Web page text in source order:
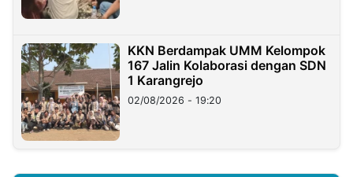
KKN Berdampak UMM Kelompok
167 Jalin Kolaborasi dengan SDN
1 Karangrejo
02/08/2026 - 19:20